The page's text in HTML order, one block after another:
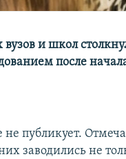
и школ
после
публикует.
заводились не